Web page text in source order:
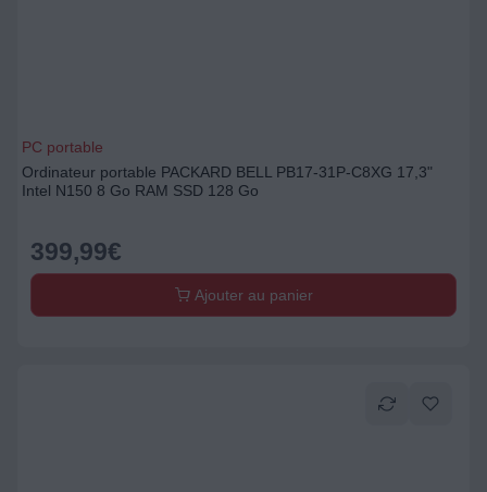
PC portable
Ordinateur portable PACKARD BELL PB17-31P-C8XG 17,3"
Intel N150 8 Go RAM SSD 128 Go
399,99€
Ajouter au panier